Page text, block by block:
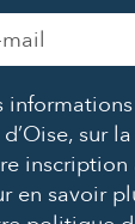
d’Oise, sur
inscription
en savoir